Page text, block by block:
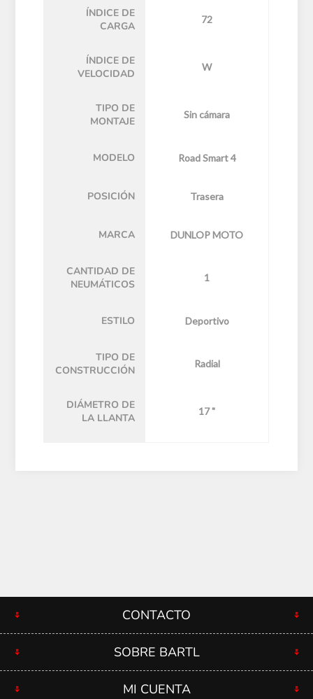
ÍNDICE DE
CARGA
72
ÍNDICE DE
VELOCIDAD
W
TIPO DE
MONTAJE
Sin cámara
MODELO Road Smart 4
POSICIÓN Trasera
MARCA DUNLOP MOTO
CANTIDAD DE
NEUMÁTICOS
1
ESTILO Deportivo
TIPO DE
CONSTRUCCIÓN
Radial
DIÁMETRO DE
LA LLANTA
17 "
CONTACTO
SOBRE BARTL
MI CUENTA